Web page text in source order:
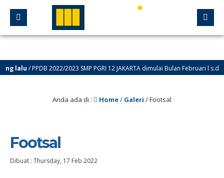
lalu/ PPDB 2022/2023 SMP PGRI 12 JAKARTA dimulai Bulan Februari l s.d.
Anda ada di : Home/ Galeri /Footsal
Footsal
Dibuat : Thursday, 17 Feb 2022